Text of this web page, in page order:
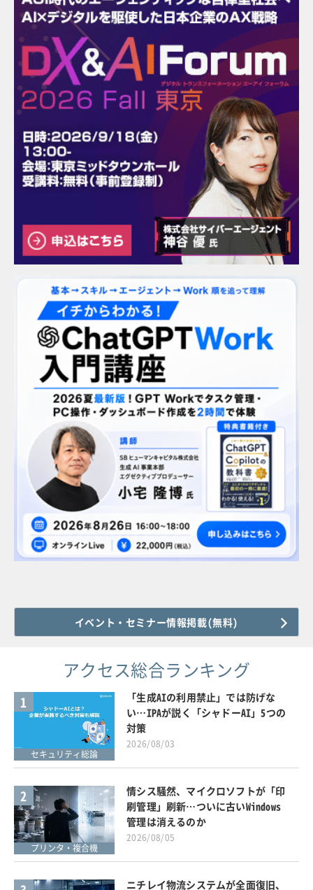
イベント・セミナー情報掲載(無料)
アクセス総合ランキング
1
セキュリティ総論
「生成AIの利用禁止」では防げな
い…IPAが説く「シャドーAI」5つの
対策
2026/08/03
2
プリンタ・複合機
情シス騒然、マイクロソフトが「印
刷管理」刷新…ついに古いWindows
管理は消えるのか
2026/08/05
ニチレイ物流システムが全面復旧、